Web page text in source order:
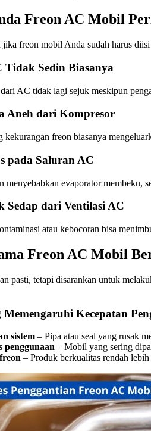
Freon AC Mobil
jika freon mobil Anda sudah harus
Tidak Sedin Biasanya
AC tidak lagi sejuk meskipun
Aneh dari Kompresor
kekurangan freon biasanya
pada Saluran AC
menyebabkan evaporator membeku,
Sedap dari Ventilasi AC
atau kebocoran bisa
Freon AC Mobil
pasti, tetapi disarankan untuk
Kecepatan
sistem – Pipa atau seal yang rusak
penggunaan – Mobil yang sering
– Produk berkualitas rendah lebih